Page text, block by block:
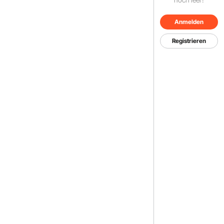
Anmelden
Registrieren